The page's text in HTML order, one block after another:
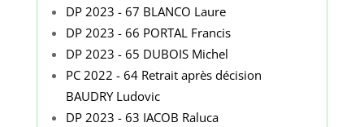
DP 2023 - 67 BLANCO Laure
DP 2023 - 66 PORTAL Francis
DP 2023 - 65 DUBOIS Michel
PC 2022 - 64 Retrait après décision
BAUDRY Ludovic
DP 2023 - 63 IACOB Raluca